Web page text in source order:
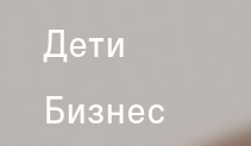
Дети
Бизнес